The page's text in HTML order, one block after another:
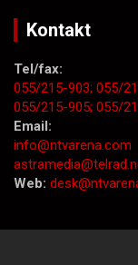
Kontakt
Tel/fax:
055/215-903; 055/
055/215-905; 055/
Email:
info@ntvarena.com
Web: